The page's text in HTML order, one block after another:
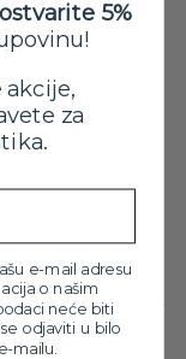
102T
11,799.00
ostvarite 5%
akcije,
za
e-mail adresu
o našim
neće biti
odjaviti u bilo
mailu.